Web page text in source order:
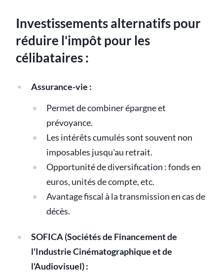
Investissements alternatifs pour
réduire l'impôt pour les
célibataires :
Assurance-vie :
Permet de combiner épargne et
prévoyance.
Les intérêts cumulés sont souvent non
imposables jusqu'au retrait.
Opportunité de diversification : fonds en
euros, unités de compte, etc.
Avantage fiscal à la transmission en cas de
décès.
SOFICA (Sociétés de Financement de
l'Industrie Cinématographique et de
l'Audiovisuel) :